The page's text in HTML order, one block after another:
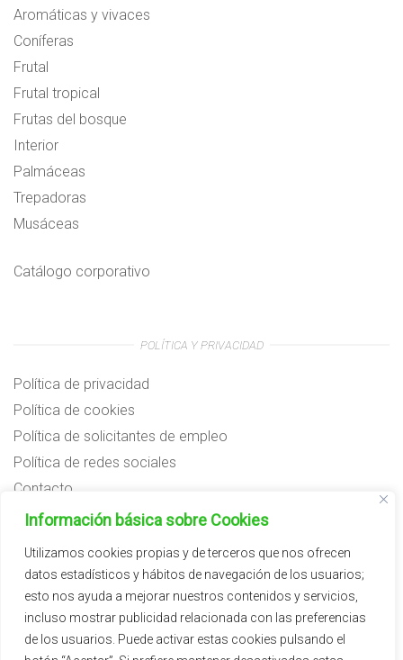
Información básica sobre Cookies
Utilizamos cookies propias y de terceros que nos ofrecen
datos estadísticos y hábitos de navegación de los usuarios;
esto nos ayuda a mejorar nuestros contenidos y servicios,
incluso mostrar publicidad relacionada con las preferencias
de los usuarios. Puede activar estas cookies pulsando el
Aromáticas y vivaces
Coníferas
Frutal
Frutal tropical
Frutas del bosque
Interior
Palmáceas
Trepadoras
Musáceas
Catálogo corporativo
POLÍTICA Y PRIVACIDAD
Política de privacidad
Política de cookies
Política de solicitantes de empleo
Política de redes sociales
Contacto
Preguntas frecuentes
Subvenciones